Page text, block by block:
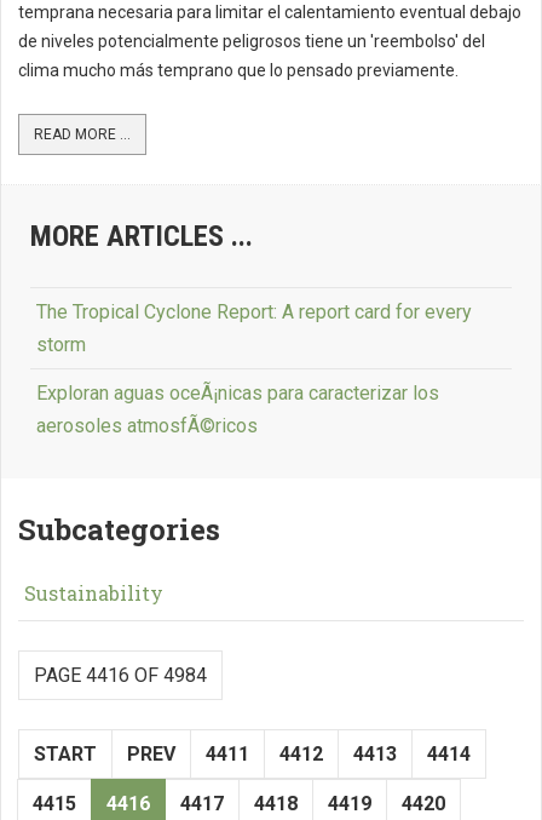
temprana necesaria para limitar el calentamiento eventual debajo
de niveles potencialmente peligrosos tiene un 'reembolso' del
clima mucho más temprano que lo pensado previamente.
READ MORE ...
MORE ARTICLES ...
The Tropical Cyclone Report: A report card for every
storm
Exploran aguas oceÃ¡nicas para caracterizar los
aerosoles atmosfÃ©ricos
Subcategories
Sustainability
PAGE 4416 OF 4984
START PREV 4411 4412 4413 4414
4415 4416 4417 4418 4419 4420